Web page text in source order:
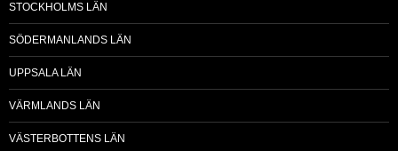
STOCKHOLMS LÄN
SÖDERMANLANDS LÄN
UPPSALA LÄN
VÄRMLANDS LÄN
VÄSTERBOTTENS LÄN